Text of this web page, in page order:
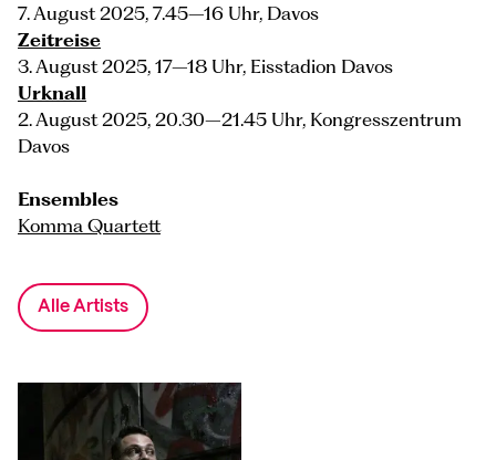
7. August 2025, 7.45–16 Uhr, Davos
Zeitreise
3. August 2025, 17–18 Uhr, Eisstadion Davos
Urknall
2. August 2025, 20.30–21.45 Uhr, Kongresszentrum
Davos
Ensembles
Komma Quartett
Alle Artists